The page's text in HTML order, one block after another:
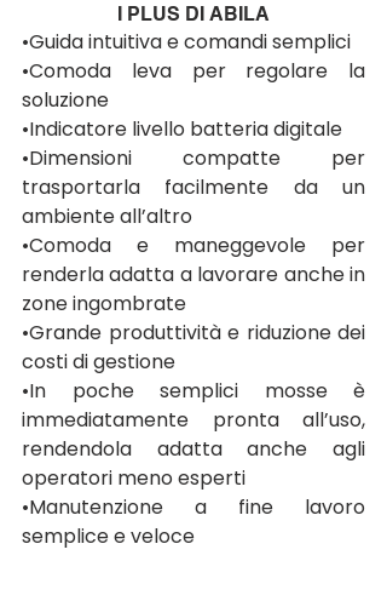
I PLUS DI ABILA
•Guida intuitiva e comandi semplici
•Comoda leva per regolare la
soluzione
•Indicatore livello batteria digitale
•Dimensioni compatte per
trasportarla facilmente da un
ambiente all’altro
•Comoda e maneggevole per
renderla adatta a lavorare anche in
zone ingombrate
•Grande produttività e riduzione dei
costi di gestione
•In poche semplici mosse è
immediatamente pronta all’uso,
rendendola adatta anche agli
operatori meno esperti
•Manutenzione a fine lavoro
semplice e veloce